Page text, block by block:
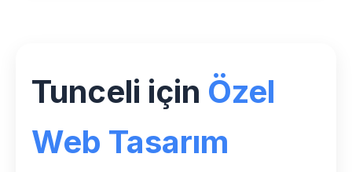
Tunceli için Özel
Web Tasarım